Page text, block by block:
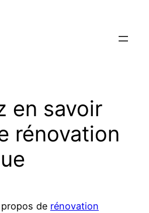
en savoir
rénovation
de rénovation